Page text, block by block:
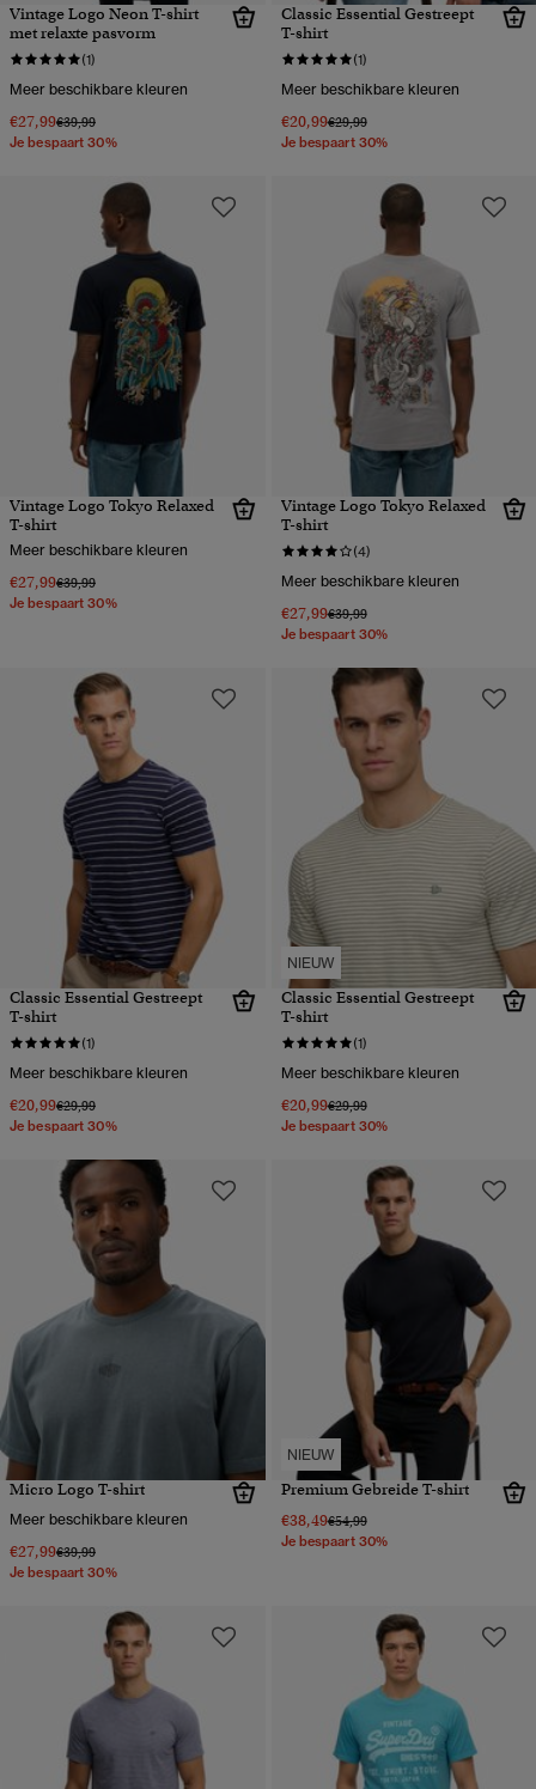
Vintage Logo Neon T-shirt
met relaxte pasvorm
(1)
Meer beschikbare kleuren
€27,99Prijs verlaagd van
€39,99naar
Je bespaart 30%
Classic Essential Gestreept
T-shirt
(1)
Meer beschikbare kleuren
€20,99Prijs verlaagd van
€29,99naar
Je bespaart 30%
Vintage Logo Tokyo Relaxed
T-shirt
Meer beschikbare kleuren
€27,99Prijs verlaagd van
€39,99naar
Je bespaart 30%
Vintage Logo Tokyo Relaxed
T-shirt
(4)
Meer beschikbare kleuren
€27,99Prijs verlaagd van
€39,99naar
Je bespaart 30%
Classic Essential Gestreept
T-shirt
(1)
Meer beschikbare kleuren
€20,99Prijs verlaagd van
€29,99naar
Je bespaart 30%
NIEUW
Classic Essential Gestreept
T-shirt
(1)
Meer beschikbare kleuren
€20,99Prijs verlaagd van
€29,99naar
Je bespaart 30%
Micro Logo T-shirt
Meer beschikbare kleuren
€27,99Prijs verlaagd van
€39,99naar
Je bespaart 30%
NIEUW
Premium Gebreide T-shirt
€38,49Prijs verlaagd van
€54,99naar
Je bespaart 30%